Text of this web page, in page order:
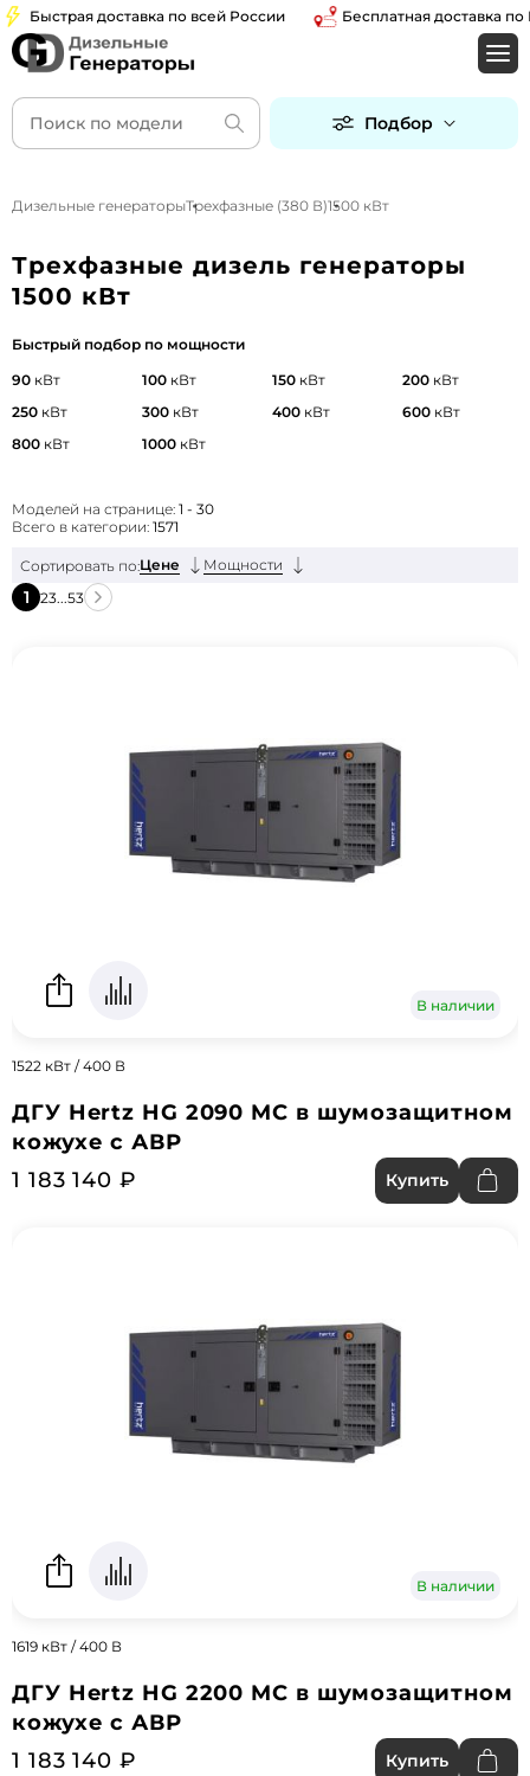
доставка по всей России Бесплатная доставка по
Подбор
Дизельные генераторыТрехфазные (380 В)1500 кВт
Трехфазные дизель генераторы
1500 кВт
Быстрый подбор по мощности
90 кВт 100 кВт 150 кВт 200 кВт
250 кВт 300 кВт 400 кВт 600 кВт
800 кВт 1000 кВт
Моделей на странице: 1 - 30
Всего в категории: 1571
Сортировать по:Цене Мощности
1 23...53
В наличии
1522 кВт / 400 В
ДГУ Hertz HG 2090 MC в шумозащитном
кожухе с АВР
1 183 140 ₽
Купить
В наличии
1619 кВт / 400 В
ДГУ Hertz HG 2200 MC в шумозащитном
кожухе с АВР
1 183 140 ₽
Купить